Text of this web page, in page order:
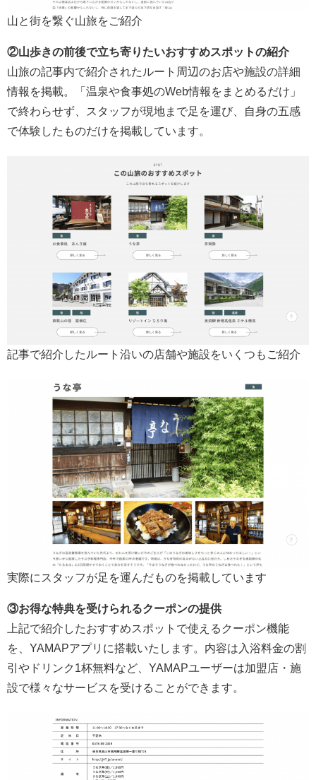
山と街を繋ぐ山旅をご紹介
②山歩きの前後で立ち寄りたいおすすめスポットの紹介
山旅の記事内で紹介されたルート周辺のお店や施設の詳細
情報を掲載。「温泉や食事処のWeb情報をまとめるだけ」
で終わらせず、スタッフが現地まで足を運び、自身の五感
で体験したものだけを掲載しています。
記事で紹介したルート沿いの店舗や施設をいくつもご紹介
実際にスタッフが足を運んだものを掲載しています
③お得な特典を受けられるクーポンの提供
上記で紹介したおすすめスポットで使えるクーポン機能
を、YAMAPアプリに搭載いたします。内容は入浴料金の割
引やドリンク1杯無料など、YAMAPユーザーは加盟店・施
設で様々なサービスを受けることができます。